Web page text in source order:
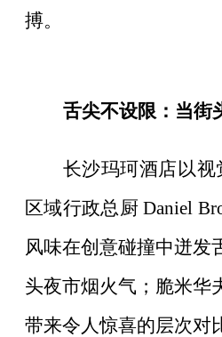
搏。
舌尖不设限：当街
长沙玛珂酒店以
区域行政总厨Daniel
风味在创意碰撞中迸发
头夜市烟火气；脆米华
带来令人惊喜的层次对